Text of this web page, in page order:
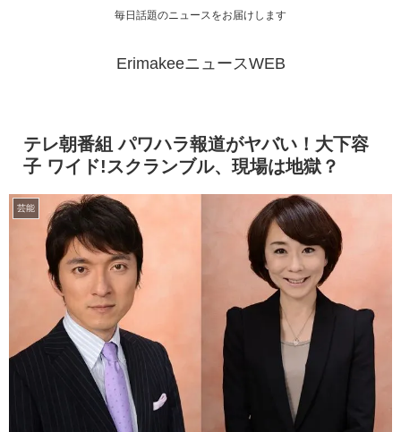
毎日話題のニュースをお届けします
ErimakeeニュースWEB
テレ朝番組 パワハラ報道がヤバい！大下容
子 ワイド!スクランブル、現場は地獄？
芸能